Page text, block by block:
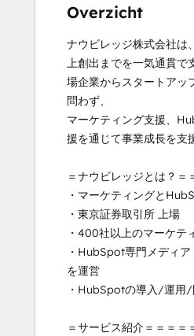
Social Media
Overzicht
ナウビレッジ株式会社は
上創出までを一気通貫で
場企業からスタートアッ
問わず、
マーケティング支援、
援を通じて事業成長を支
＝ナウビレッジとは？＝
・マーケティングと
・東京証券取引所 上場
・400社以上のマーケテ
・HubSpot専門メディ
を運営
・HubSpotの導入/運用/
＝サービス紹介＝＝＝＝